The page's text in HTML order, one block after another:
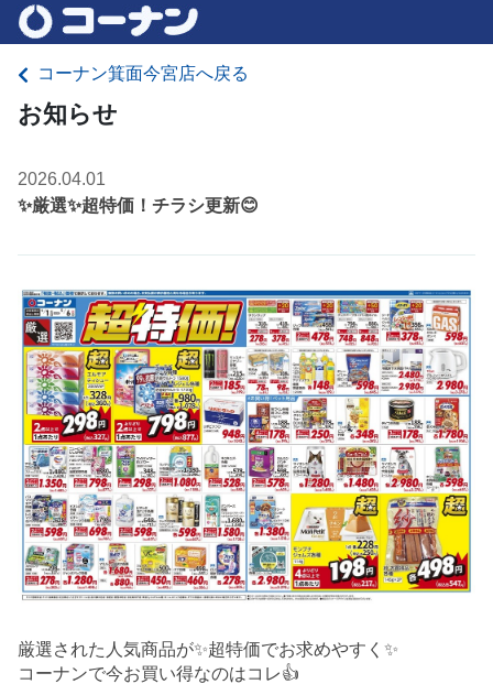
コーナン箕面今宮店へ戻る
お知らせ
2026.04.01
✨厳選✨超特価！チラシ更新😊
厳選された人気商品が✨超特価でお求めやすく✨
コーナンで今お買い得なのはコレ👍